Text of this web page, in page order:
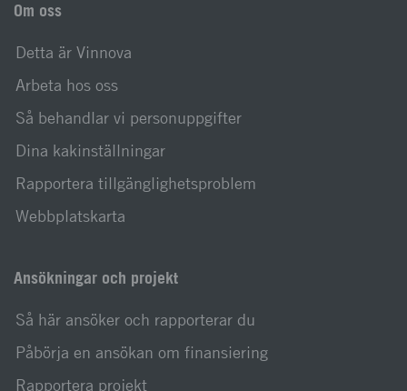
Om oss
Detta är Vinnova
Arbeta hos oss
Så behandlar vi personuppgifter
Dina kakinställningar
Rapportera tillgänglighetsproblem
Webbplatskarta
Ansökningar och projekt
Så här ansöker och rapporterar du
Påbörja en ansökan om finansiering
Rapportera projekt